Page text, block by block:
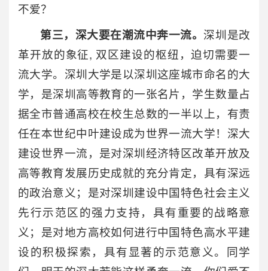
不爱？
第三，深大要在潮流中奔一流。 深圳是改
革开放的象征, 双区建设的枢纽，迫切需要一
流大学。深圳大学是以深圳这座城市命名的大
学，是深圳高等教育的一张名片，学生数量占
据全市普通高校在校生总数的一半以上，有责
任在本世纪中叶建设成为世界一流大学！深大
建设世界一流，是对深圳经济特区改革开放及
高等教育发展历史成就的充分肯定，具有深远
的政治意义；是对深圳建设中国特色社会主义
先行示范区的强力支持，具有重要的战略意
义；是对地方高校如何进行中国特色高水平建
设的积极探索，具有显著的示范意义。同学